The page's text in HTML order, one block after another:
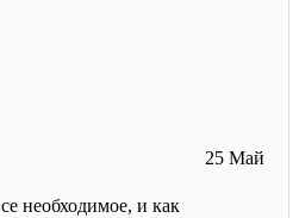
25 Май
необходимое, и как